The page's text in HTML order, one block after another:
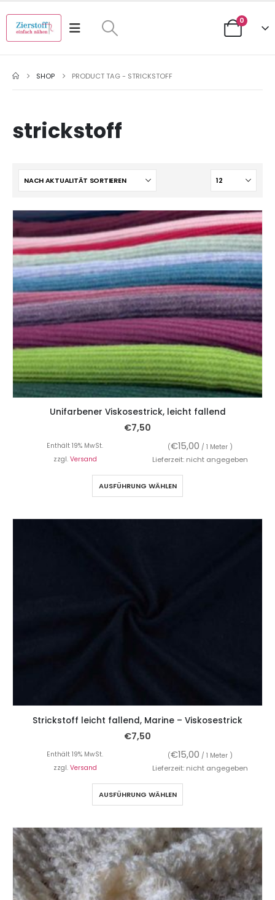
0
SHOP PRODUCT TAG - STRICKSTOFF
strickstoff
Unifarbener Viskosestrick, leicht fallend
€7,50
Enthält 19% MwSt. (€15,00 / 1 Meter )
zzgl. Versand Lieferzeit: nicht angegeben
AUSFÜHRUNG WÄHLEN
Strickstoff leicht fallend, Marine – Viskosestrick
€7,50
Enthält 19% MwSt. (€15,00 / 1 Meter )
zzgl. Versand Lieferzeit: nicht angegeben
AUSFÜHRUNG WÄHLEN